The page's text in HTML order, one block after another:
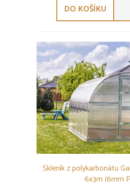
DO KOŠÍKU
Skleník z polykarbonátu
6x3m (6mm